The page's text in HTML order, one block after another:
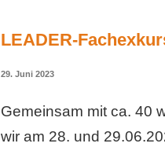
LEADER-
29. Juni 2023
Gemeinsam mit ca. 40
wir am 28. und